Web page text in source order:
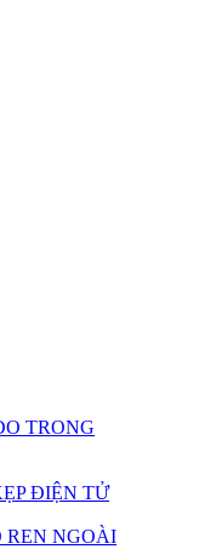
TRONG
ĐIỆN TỬ
REN NGOÀI